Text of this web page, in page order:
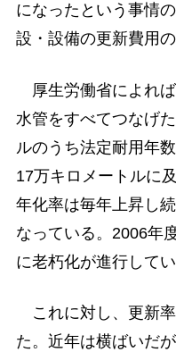
になったという事情
設・設備の更新費用
厚生労働省によれ
水管をすべてつなげ
ルのうち法定耐用年
17万キロメートルに
年化率は毎年上昇し
なっている。2006年
に老朽化が進行して
これに対し、更新
た。近年は横ばいだ